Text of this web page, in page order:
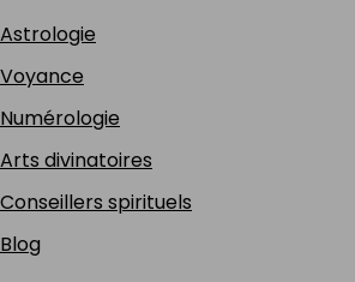
Astrologie
Voyance
Numérologie
Arts divinatoires
Conseillers spirituels
Blog